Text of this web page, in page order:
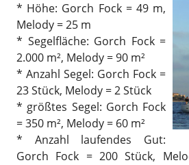
* Höhe: Gorch Fock = 49 m,
Melody = 25 m
* Segelfläche: Gorch Fock =
2.000 m², Melody = 90 m²
* Anzahl Segel: Gorch Fock =
23 Stück, Melody = 2 Stück
* größtes Segel: Gorch Fock
= 350 m², Melody = 60 m²
* Anzahl laufendes Gut:
Gorch Fock = 200 Stück,